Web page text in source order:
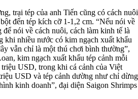
trại tép của anh Tiến cũng có cách nuôi
đến tép kích cỡ 1-1,2 cm. “Nếu nói về
nói về cách nuôi, cách làm kinh tế là
khi nhiều nước có kim ngạch xuất khẩu
vẫn chỉ là một thú chơi bình thường”,
kim ngạch xuất khẩu tép cảnh mỗi
USD, trong khi cá cảnh của Việt
USD và tép cảnh dường như chỉ dừng
kinh doanh”, đại diện Saigon Shrimps